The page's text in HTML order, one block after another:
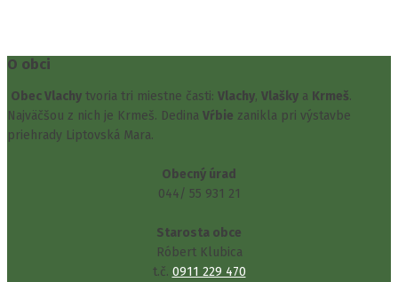
O obci
Obec Vlachy tvoria tri miestne časti: Vlachy, Vlašky a Krmeš.
Najväčšou z nich je Krmeš. Dedina Vŕbie zanikla pri výstavbe
priehrady Liptovská Mara.
Obecný úrad
044/ 55 931 21
Starosta obce
Róbert Klubica
t.č. 0911 229 470